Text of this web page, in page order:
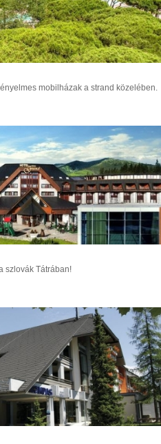
mobilházak a strand közelében.
szlovák Tátrában!